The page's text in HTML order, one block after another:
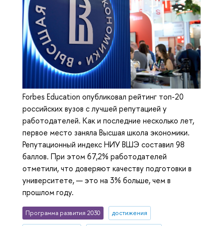
Forbes Education опубликовал рейтинг топ-20
российских вузов с лучшей репутацией у
работодателей. Как и последние несколько лет,
первое место заняла Высшая школа экономики.
Репутационный индекс НИУ ВШЭ составил 98
баллов. При этом 67,2% работодателей
отметили, что доверяют качеству подготовки в
университете, — это на 3% больше, чем в
прошлом году.
Программа развития 2030 достижения